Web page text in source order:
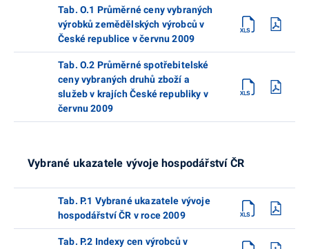
Tab. O.1 Průměrné ceny vybraných
výrobků zemědělských výrobců v
České republice v červnu 2009
Tab. O.2 Průměrné spotřebitelské
ceny vybraných druhů zboží a
služeb v krajích České republiky v
červnu 2009
Vybrané ukazatele vývoje hospodářství ČR
Tab. P.1 Vybrané ukazatele vývoje
hospodářství ČR v roce 2009
Tab. P.2 Indexy cen výrobců v